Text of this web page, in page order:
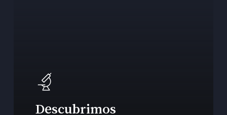
Descubrimos